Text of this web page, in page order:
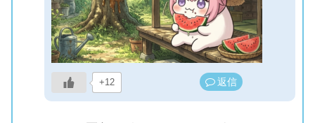
+12 返信